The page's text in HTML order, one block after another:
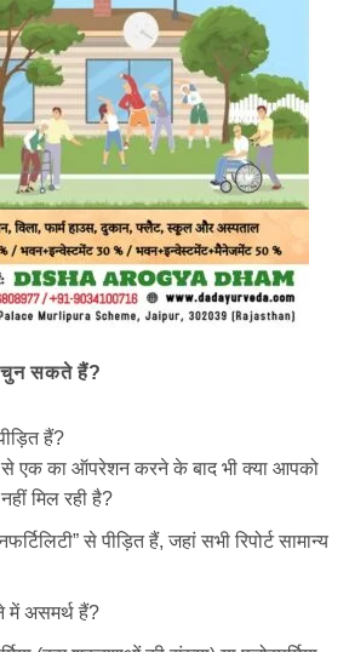
चुन सकते हैं?
हैं?
से एक का ऑपरेशन करने के बाद भी क्या आपको
मिल रही है?
से पीड़ित हैं, जहां सभी रिपोर्ट सामान्य
में असमर्थ हैं?